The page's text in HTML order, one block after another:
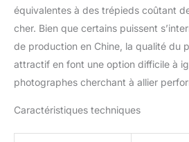
équivalentes à des trépieds coûtant
cher. Bien que certains puissent
de production en Chine, la qualité du
attractif en font une option difficile à
photographes cherchant à allier
Caractéristiques techniques